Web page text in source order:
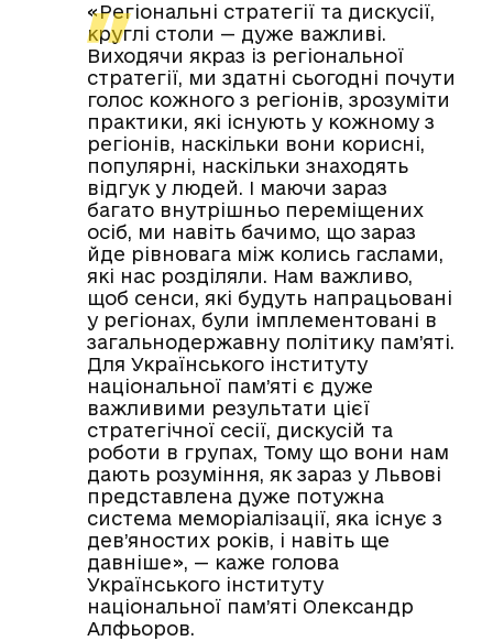
«Регіональні стратегії та дискусії,
круглі столи — дуже важливі.
Виходячи якраз із регіональної
стратегії, ми здатні сьогодні почути
голос кожного з регіонів, зрозуміти
практики, які існують у кожному з
регіонів, наскільки вони корисні,
популярні, наскільки знаходять
відгук у людей. І маючи зараз
багато внутрішньо переміщених
осіб, ми навіть бачимо, що зараз
йде рівновага між колись гаслами,
які нас розділяли. Нам важливо,
щоб сенси, які будуть напрацьовані
у регіонах, були імплементовані в
загальнодержавну політику пам’яті.
Для Українського інституту
національної пам’яті є дуже
важливими результати цієї
стратегічної сесії, дискусій та
роботи в групах, Тому що вони нам
дають розуміння, як зараз у Львові
представлена дуже потужна
система меморіалізації, яка існує з
дев’яностих років, і навіть ще
давніше», — каже голова
Українського інституту
національної пам’яті Олександр
Алфьоров.